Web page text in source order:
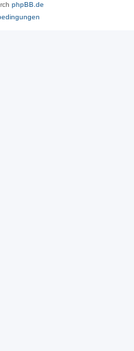
phpBB.de